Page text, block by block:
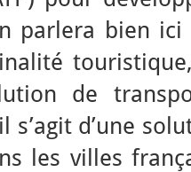
parlera bien ici
de
s’agit d’une
les villes